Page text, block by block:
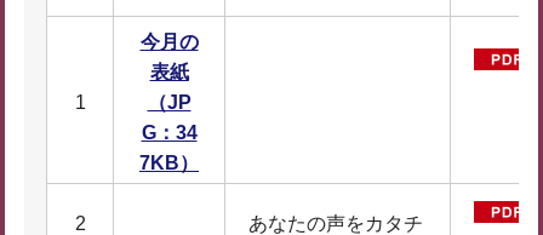
1
今月の
表紙
（JP
G：34
7KB）
2
あなたの声をカタチ